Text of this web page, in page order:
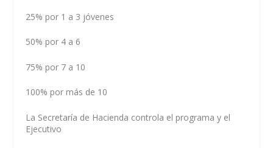
25% por 1 a 3 jóvenes
50% por 4 a 6
75% por 7 a 10
100% por más de 10
La Secretaría de Hacienda controla el programa y el
Ejecutivo